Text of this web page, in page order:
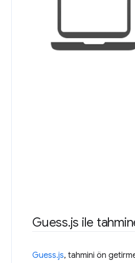
Guess.js ile
Guess.js, tahmini ön